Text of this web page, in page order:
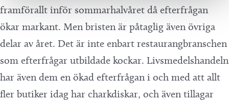
framförallt inför sommarhalvåret då efterfrågan
ökar markant. Men bristen är påtaglig även övriga
delar av året. Det är inte enbart restaurangbranschen
som efterfrågar utbildade kockar. Livsmedelshandeln
har även dem en ökad efterfrågan i och med att allt
fler butiker idag har charkdiskar, och även tillagar